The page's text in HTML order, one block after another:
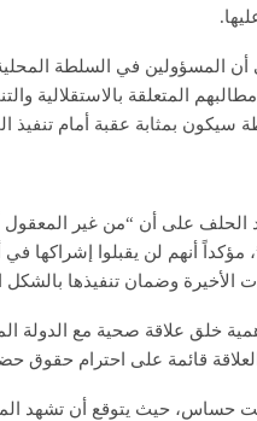
أن المسؤولين في السلطة
المتعلقة بالاستقلالية
سيكون بمثابة عقبة أمام تنفيذ
الحلف على أن “من غير المعقول
مؤكداً أنهم لن يقبلوا إشراكها
الأخيرة وضمان تنفيذها
خلق علاقة صحية مع الدولة
قائمة على احترام حقوق
حساس، حيث يتوقع أن تشهد